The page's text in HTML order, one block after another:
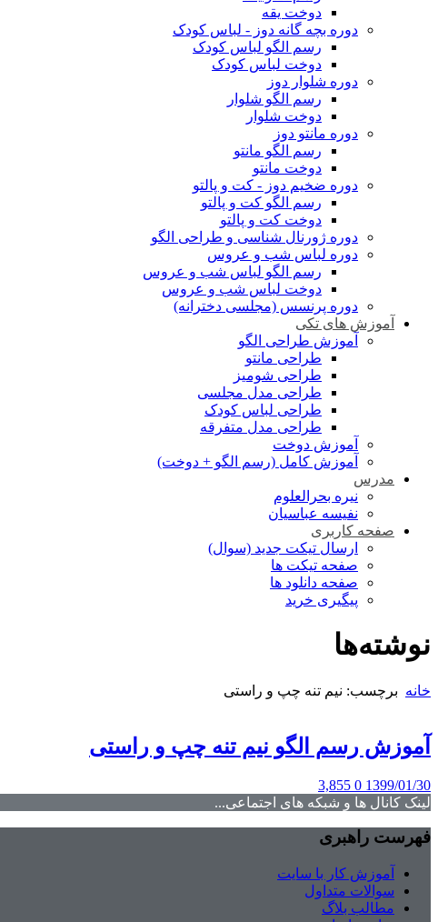
دوخت یقه
دوره بچه گانه دوز - لباس کودک
رسم الگو لباس کودک
دوخت لباس کودک
دوره شلوار دوز
رسم الگو شلوار
دوخت شلوار
دوره مانتو دوز
رسم الگو مانتو
دوخت مانتو
دوره ضخیم دوز - کت و پالتو
رسم الگو کت و پالتو
دوخت کت و پالتو
دوره ژورنال شناسی و طراحی الگو
دوره لباس شب و عروس
رسم الگو لباس شب و عروس
دوخت لباس شب و عروس
دوره پرنسس (مجلسی دخترانه)
آموزش های تکی
آموزش طراحی الگو
طراحی مانتو
طراحی شومیز
طراحی مدل مجلسی
طراحی لباس کودک
طراحی مدل متفرقه
آموزش دوخت
آموزش کامل (رسم الگو + دوخت)
مدرس
نیره بحرالعلوم
نفیسه عباسیان
صفحه کاربری
ارسال تیکت جدید (سوال)
صفحه تیکت ها
صفحه دانلود ها
پیگیری خرید
نوشته‌ها
خانه برچسب: نیم تنه چپ و راستی
آموزش رسم الگو نیم تنه چپ و راستی
1399/01/30
0
3,855
لینک کانال ها و شبکه های اجتماعی...
فهرست راهبری
آموزش کار با سایت
سوالات متداول
مطالب بلاگ